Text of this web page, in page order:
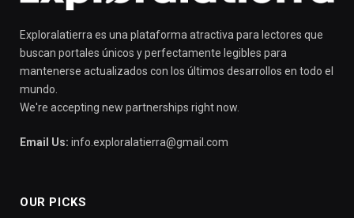
Exploralatierra es una plataforma atractiva para lectores que
buscan portales únicos y perfectamente legibles para
mantenerse actualizados con los últimos desarrollos en todo el
mundo.
We're accepting new partnerships right now.
Email Us: info.exploralatierra@gmail.com
OUR PICKS